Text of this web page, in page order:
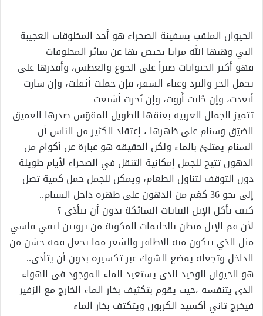
الحيوان الملقب بسفينة الصحراء هو أحد المخلوقات العجيبة
التي وهبها الله مزايا تختص بها عن سائر المخلوقات
فهو أكثر الحيوانات صبراً على الجوع والعطش، وأقدرها على
تحمل الحر والبرد وعناء السفر، فإن حملت أثقلت، وإن سارت
أبعدت، وإن حُلبت أَروت، وإن نُحرت أشبعت
تتميز الجمال العربية بعنقها الطويل المقوّس صدرها العميق
الضيّق وسنام على ظهرها ، إعتقاد الكثير من الناس أن
السنام يمتلئ بالماء ولكن الحقيقة هو عبارة عن أكوام من
الدهون تتيح للجمل إمكانية التنقل في الصحراء لأيام طويلة
دون التوقف لتناول الطعام، ويمكن للجمل حمل كمية تصل
إلى نحو 36 كغم من الدهون على ظهره داخل السنام..
كيف تأكل الإبل النباتات الشائكة بدون أن تتأذى ؟
لأن فم الإبل مبطن بالحليمات المكونة من بروتين ليفي قاسي
مثل الذي تتكون منه الاظافر والشعر مما يجعل فمه خشن من
الداخل وتجعله يمضغ الشوك عبر تكسيره بدون أن يتأذى..
هو الحيوان الوحيد الذي يستعيد الماء الموجود في الهواء
الذي يتنفسه ،حيث يقوم بتكثيف بخار الماء الخارج مع الزفير
فيخرج ثاني أكسيد الكربون ويتكثف بخار الماء